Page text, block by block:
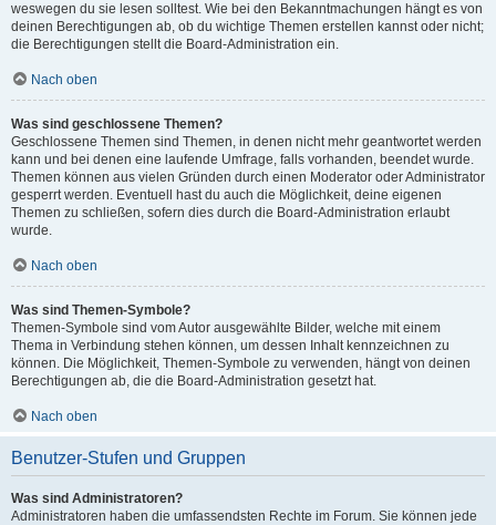
weswegen du sie lesen solltest. Wie bei den Bekanntmachungen hängt es von
deinen Berechtigungen ab, ob du wichtige Themen erstellen kannst oder nicht;
die Berechtigungen stellt die Board-Administration ein.
Nach oben
Was sind geschlossene Themen?
Geschlossene Themen sind Themen, in denen nicht mehr geantwortet werden
kann und bei denen eine laufende Umfrage, falls vorhanden, beendet wurde.
Themen können aus vielen Gründen durch einen Moderator oder Administrator
gesperrt werden. Eventuell hast du auch die Möglichkeit, deine eigenen
Themen zu schließen, sofern dies durch die Board-Administration erlaubt
wurde.
Nach oben
Was sind Themen-Symbole?
Themen-Symbole sind vom Autor ausgewählte Bilder, welche mit einem
Thema in Verbindung stehen können, um dessen Inhalt kennzeichnen zu
können. Die Möglichkeit, Themen-Symbole zu verwenden, hängt von deinen
Berechtigungen ab, die die Board-Administration gesetzt hat.
Nach oben
Benutzer-Stufen und Gruppen
Was sind Administratoren?
Administratoren haben die umfassendsten Rechte im Forum. Sie können jede